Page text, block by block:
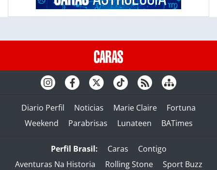
Diario Perfil Noticias Marie Claire
Fortuna
Weekend
Parabrisas Lunateen BATimes
Perfil Brasil: Caras
Contigo
Aventuras Na Historia
Rolling Stone Sport Buzz